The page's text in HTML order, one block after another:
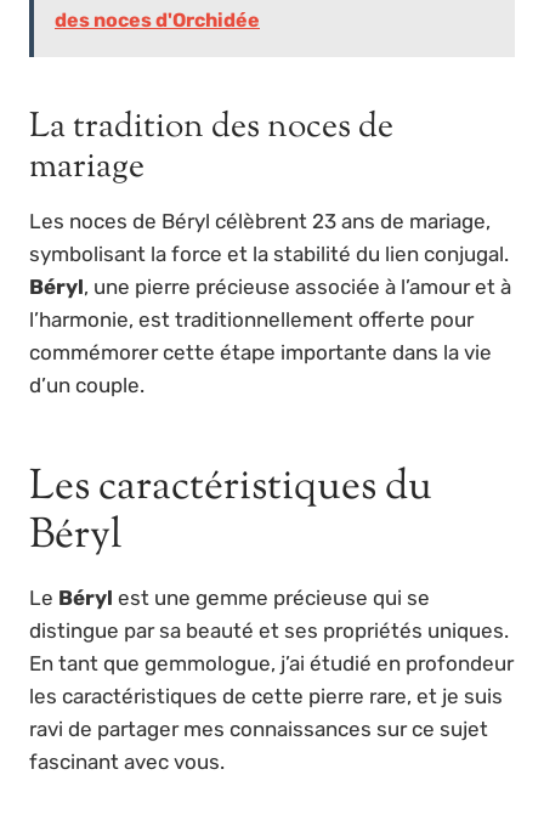
des noces d'Orchidée
La tradition des noces de
mariage
Les noces de Béryl célèbrent 23 ans de mariage,
symbolisant la force et la stabilité du lien conjugal.
Béryl, une pierre précieuse associée à l’amour et à
l’harmonie, est traditionnellement offerte pour
commémorer cette étape importante dans la vie
d’un couple.
Les caractéristiques du
Béryl
Le Béryl est une gemme précieuse qui se
distingue par sa beauté et ses propriétés uniques.
En tant que gemmologue, j’ai étudié en profondeur
les caractéristiques de cette pierre rare, et je suis
ravi de partager mes connaissances sur ce sujet
fascinant avec vous.